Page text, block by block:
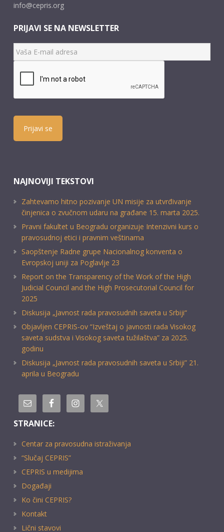
info@cepris.org
PRIJAVI SE NA NEWSLETTER
Prijavi se
NAJNOVIJI TEKSTOVI
Zahtevamo hitno pozivanje UN misije za utvrđivanje
činjenica o zvučnom udaru na građane 15. marta 2025.
Pravni fakultet u Beogradu organizuje Intenzivni kurs o
pravosudnoj etici i pravnim veštinama
Saopštenje Radne grupe Nacionalnog konventa o
Evropskoj uniji za Poglavlje 23
Report on the Transparency of the Work of the High
Judicial Council and the High Prosecutorial Council for
2025
Diskusija „Javnost rada pravosudnih saveta u Srbiji“
Objavljen CEPRIS-ov “Izveštaj o javnosti rada Visokog
saveta sudstva i Visokog saveta tužilaštva” za 2025.
godinu
Diskusija „Javnost rada pravosudnih saveta u Srbiji” 21.
aprila u Beogradu
STRANICE:
Centar za pravosudna istraživanja
“Slučaj CEPRIS”
CEPRIS u medijima
Događaji
Ko čini CEPRIS?
Kontakt
Lični stavovi